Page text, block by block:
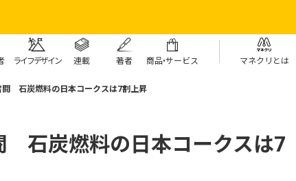
ライフデザイン 連載 著者 商品・サービス マネクリとは
闘 石炭燃料の日本コークスは7割上昇
石炭燃料の日本コークスは7